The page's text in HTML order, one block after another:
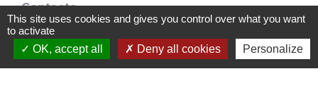
Contacts
Commune de Coëtmieux
3, rue de la Mairie
22400 Coëtmieux - FRANCE
This site uses cookies and gives you control over what you want
to activate
OK, accept all
Deny all cookies Personalize